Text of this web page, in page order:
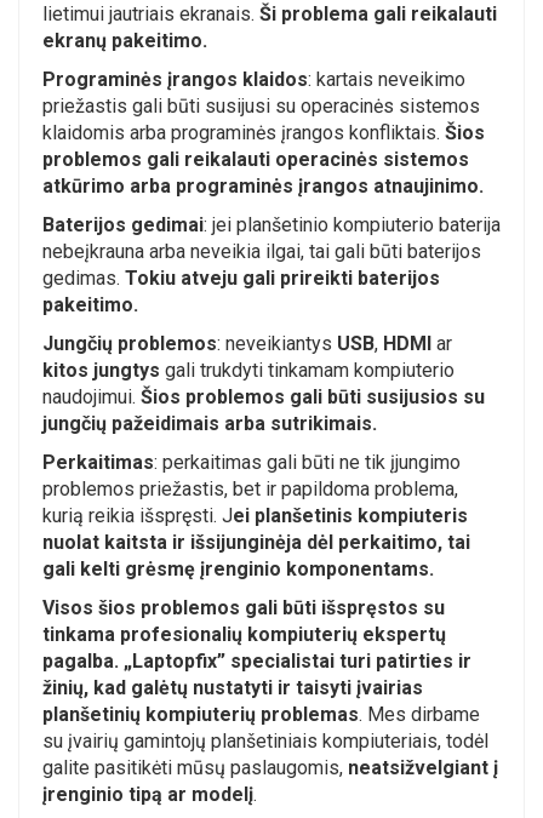
lietimui jautriais ekranais. Ši problema gali reikalauti
ekranų pakeitimo.
Programinės įrangos klaidos: kartais neveikimo
priežastis gali būti susijusi su operacinės sistemos
klaidomis arba programinės įrangos konfliktais. Šios
problemos gali reikalauti operacinės sistemos
atkūrimo arba programinės įrangos atnaujinimo.
Baterijos gedimai: jei planšetinio kompiuterio baterija
nebeįkrauna arba neveikia ilgai, tai gali būti baterijos
gedimas. Tokiu atveju gali prireikti baterijos
pakeitimo.
Jungčių problemos: neveikiantys USB, HDMI ar
kitos jungtys gali trukdyti tinkamam kompiuterio
naudojimui. Šios problemos gali būti susijusios su
jungčių pažeidimais arba sutrikimais.
Perkaitimas: perkaitimas gali būti ne tik įjungimo
problemos priežastis, bet ir papildoma problema,
kurią reikia išspręsti. Jei planšetinis kompiuteris
nuolat kaitsta ir išsijunginėja dėl perkaitimo, tai
gali kelti grėsmę įrenginio komponentams.
Visos šios problemos gali būti išspręstos su
tinkama profesionalių kompiuterių ekspertų
pagalba. „Laptopfix” specialistai turi patirties ir
žinių, kad galėtų nustatyti ir taisyti įvairias
planšetinių kompiuterių problemas. Mes dirbame
su įvairių gamintojų planšetiniais kompiuteriais, todėl
galite pasitikėti mūsų paslaugomis, neatsižvelgiant į
įrenginio tipą ar modelį.